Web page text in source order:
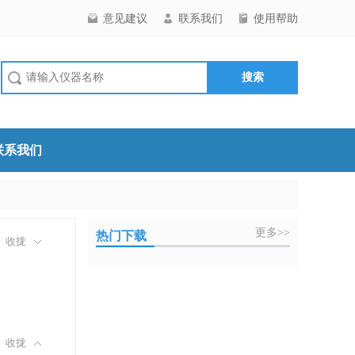
使用帮助
联系我们
意见建议
系我们
收拢
收拢
热门下载 更多>>